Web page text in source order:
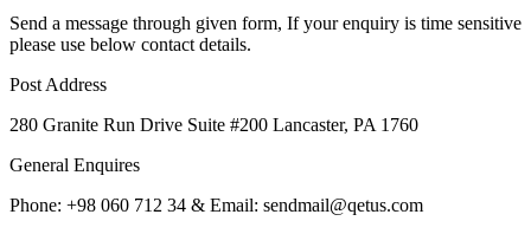
Send a message through given form, If your enquiry is time sensitive
please use below contact details.
Post Address
280 Granite Run Drive Suite #200 Lancaster, PA 1760
General Enquires
Phone: +98 060 712 34 & Email: sendmail@qetus.com